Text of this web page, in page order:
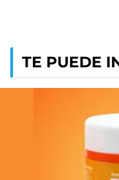
TE PUEDE